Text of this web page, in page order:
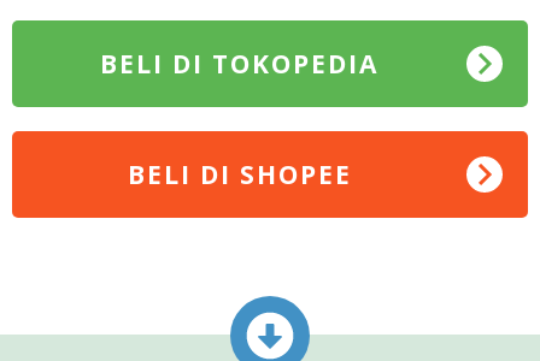
BELI DI TOKOPEDIA
BELI DI SHOPEE